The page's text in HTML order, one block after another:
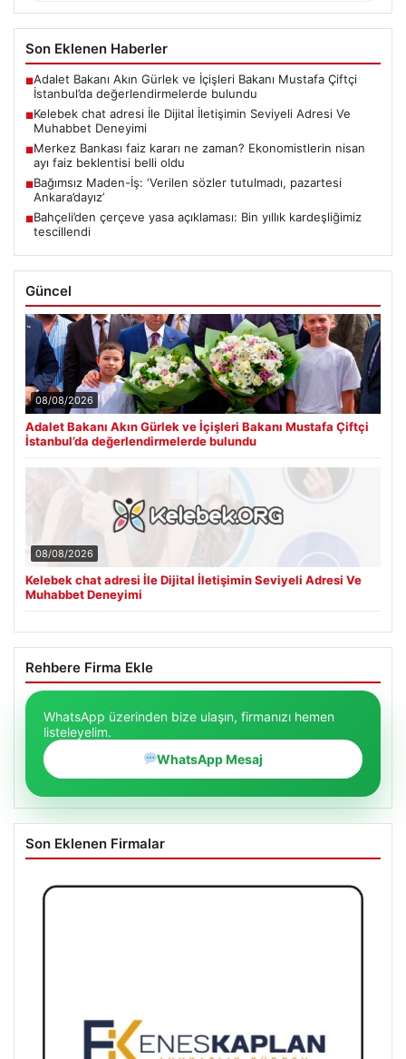
Son Eklenen Haberler
■Adalet Bakanı Akın Gürlek ve İçişleri Bakanı Mustafa Çiftçi
İstanbul’da değerlendirmelerde bulundu
■Kelebek chat adresi İle Dijital İletişimin Seviyeli Adresi Ve
Muhabbet Deneyimi
■Merkez Bankası faiz kararı ne zaman? Ekonomistlerin nisan
ayı faiz beklentisi belli oldu
■Bağımsız Maden-İş: ‘Verilen sözler tutulmadı, pazartesi
Ankara’dayız’
■Bahçeli’den çerçeve yasa açıklaması: Bin yıllık kardeşliğimiz
tescillendi
Güncel
08/08/2026
Adalet Bakanı Akın Gürlek ve İçişleri Bakanı Mustafa Çiftçi
İstanbul’da değerlendirmelerde bulundu
08/08/2026
Kelebek chat adresi İle Dijital İletişimin Seviyeli Adresi Ve
Muhabbet Deneyimi
Rehbere Firma Ekle
WhatsApp üzerinden bize ulaşın, firmanızı hemen
listeleyelim.
WhatsApp Mesaj
Son Eklenen Firmalar